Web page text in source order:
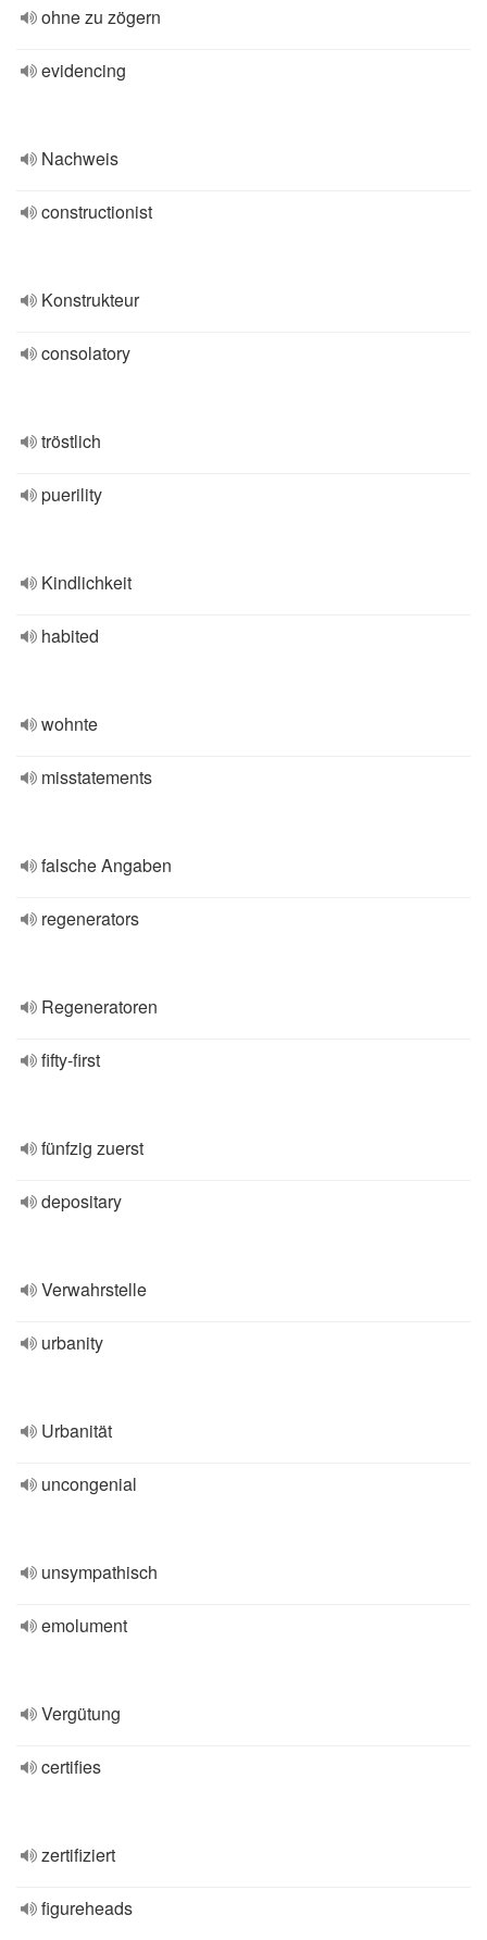
ohne zu zögern
evidencing
Nachweis
constructionist
Konstrukteur
consolatory
tröstlich
puerility
Kindlichkeit
habited
wohnte
misstatements
falsche Angaben
regenerators
Regeneratoren
fifty-first
fünfzig zuerst
depositary
Verwahrstelle
urbanity
Urbanität
uncongenial
unsympathisch
emolument
Vergütung
certifies
zertifiziert
figureheads